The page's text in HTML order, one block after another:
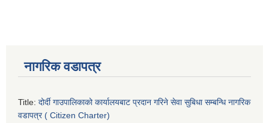
नागरिक वडापत्र
Title: दोर्दी गाउपालिकाको कार्यालयबाट प्रदान गरिने सेवा सुबिधा सम्बन्धि नागरिक
वडापत्र ( Citizen Charter)